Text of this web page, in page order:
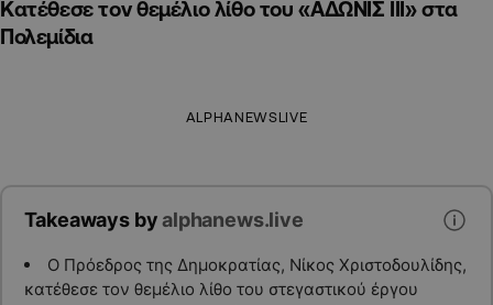
Κατέθεσε τον θεμέλιο λίθο του «ΑΔΩΝΙΣ ΙΙΙ» στα
Πολεμίδια
ALPHANEWSLIVE
Takeaways byalphanews.live
Ο Πρόεδρος της Δημοκρατίας, Νίκος Χριστοδουλίδης,
κατέθεσε τον θεμέλιο λίθο του στεγαστικού έργου